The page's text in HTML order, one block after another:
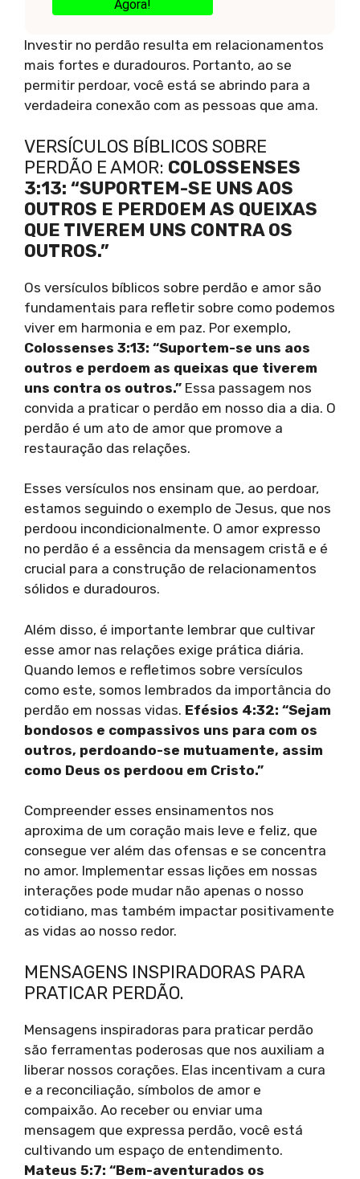
Agora!
Investir no perdão resulta em relacionamentos
mais fortes e duradouros. Portanto, ao se
permitir perdoar, você está se abrindo para a
verdadeira conexão com as pessoas que ama.
VERSÍCULOS BÍBLICOS SOBRE
PERDÃO E AMOR: COLOSSENSES
3:13: “SUPORTEM-SE UNS AOS
OUTROS E PERDOEM AS QUEIXAS
QUE TIVEREM UNS CONTRA OS
OUTROS.”
Os versículos bíblicos sobre perdão e amor são
fundamentais para refletir sobre como podemos
viver em harmonia e em paz. Por exemplo,
Colossenses 3:13: “Suportem-se uns aos
outros e perdoem as queixas que tiverem
uns contra os outros.” Essa passagem nos
convida a praticar o perdão em nosso dia a dia. O
perdão é um ato de amor que promove a
restauração das relações.
Esses versículos nos ensinam que, ao perdoar,
estamos seguindo o exemplo de Jesus, que nos
perdoou incondicionalmente. O amor expresso
no perdão é a essência da mensagem cristã e é
crucial para a construção de relacionamentos
sólidos e duradouros.
Além disso, é importante lembrar que cultivar
esse amor nas relações exige prática diária.
Quando lemos e refletimos sobre versículos
como este, somos lembrados da importância do
perdão em nossas vidas. Efésios 4:32: “Sejam
bondosos e compassivos uns para com os
outros, perdoando-se mutuamente, assim
como Deus os perdoou em Cristo.”
Compreender esses ensinamentos nos
aproxima de um coração mais leve e feliz, que
consegue ver além das ofensas e se concentra
no amor. Implementar essas lições em nossas
interações pode mudar não apenas o nosso
cotidiano, mas também impactar positivamente
as vidas ao nosso redor.
MENSAGENS INSPIRADORAS PARA
PRATICAR PERDÃO.
Mensagens inspiradoras para praticar perdão
são ferramentas poderosas que nos auxiliam a
liberar nossos corações. Elas incentivam a cura
e a reconciliação, símbolos de amor e
compaixão. Ao receber ou enviar uma
mensagem que expressa perdão, você está
cultivando um espaço de entendimento.
Mateus 5:7: “Bem-aventurados os